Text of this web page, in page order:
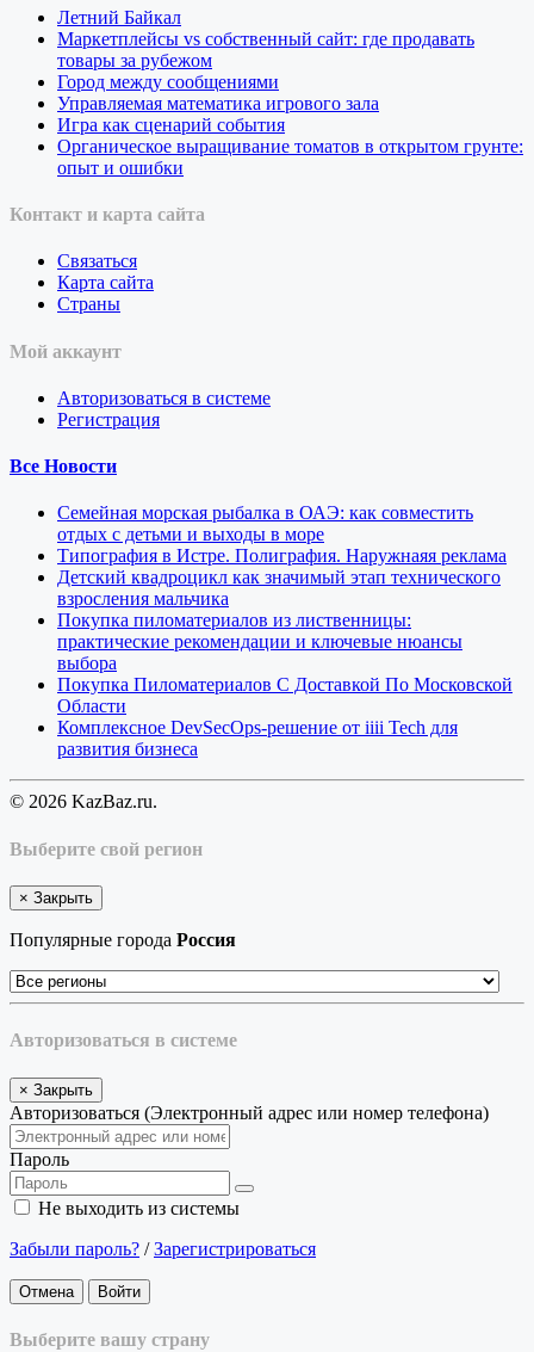
Летний Байкал
Маркетплейсы vs собственный сайт: где продавать
товары за рубежом
Город между сообщениями
Управляемая математика игрового зала
Игра как сценарий события
Органическое выращивание томатов в открытом грунте:
опыт и ошибки
Контакт и карта сайта
Связаться
Карта сайта
Страны
Мой аккаунт
Авторизоваться в системе
Регистрация
Все Новости
Семейная морская рыбалка в ОАЭ: как совместить
отдых с детьми и выходы в море
Типография в Истре. Полиграфия. Наружнаяя реклама
Детский квадроцикл как значимый этап технического
взросления мальчика
Покупка пиломатериалов из лиственницы:
практические рекомендации и ключевые нюансы
выбора
Покупка Пиломатериалов С Доставкой По Московской
Области
Комплексное DevSecOps-решение от iiii Tech для
развития бизнеса
© 2026 KazBaz.ru.
Выберите свой регион
× Закрыть
Популярные города Россия
Авторизоваться в системе
× Закрыть
Авторизоваться (Электронный адрес или номер телефона)
Пароль
Не выходить из системы
Забыли пароль? /Зарегистрироваться
Отмена Войти
Выберите вашу страну